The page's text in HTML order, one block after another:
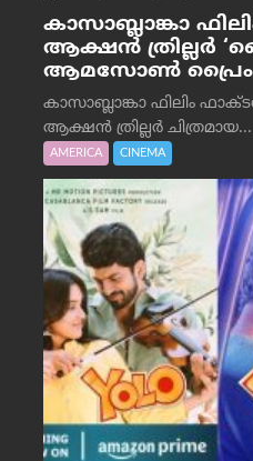
കാസാബ്ലാങ്കാ
ആക്ഷൻ ത്രില്ലർ
ആമസോൺ പ്രൈം
കാസാബ്ലാങ്കാ ഫിലിം
ആക്ഷൻ ത്രില്ലർ ചിത്രമായ...
AMERICA CINEMA